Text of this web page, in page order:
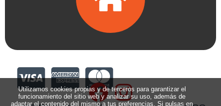
Utilizamos cookies propias y de terceros para garantizar el
funcionamiento del sitio web y analizar su uso, además de
adaptar el contenido del mismo a tus preferencias. Si pulsas en